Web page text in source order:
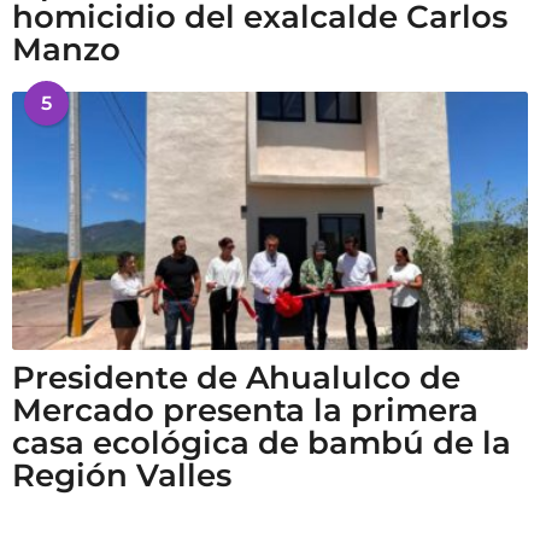
homicidio del exalcalde Carlos
Manzo
5
Presidente de Ahualulco de
Mercado presenta la primera
casa ecológica de bambú de la
Región Valles